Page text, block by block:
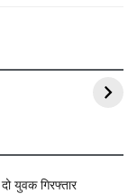
युवक गिरफ्तार